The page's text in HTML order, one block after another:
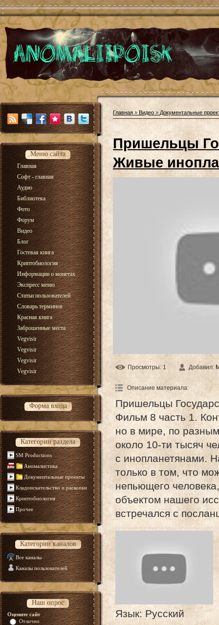
Меню сайта
Главная
Софт - главная
Аудио
Библиотека
Фото
Форум
Видео
Блог
Гостевая книга
Криптобиология
Информации о монетах
Экспресс меню
Статьи пользователей
Словарь терминов
Красная книга
Заброшенные места
Vegvisir
Vegvisir
Vegvisir
Vegvisir
Форма входа
Категории раздела
SM Productions
Аномалистика
Документальные проекты
Кладоискательство и раскопки
Криптобиология
Прочее
Категории каналов
Все каналы
Каналы пользователей
Наш опрос
Оцените сайт
Отлично
Главная » Видео » Документальные
Пришельцы
Живые
Просмотры: 1 Добавил:
Описание материала:
Пришельцы
Фильм 8 часть 1.
но в мире, по
около 10-ти тысяч
с инопланетянами.
только в том, что
непьющего
объектом нашего
встречался с
Язык: Русский